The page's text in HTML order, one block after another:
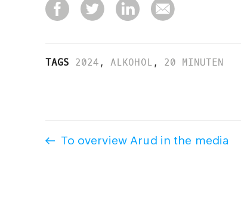
TAGS 2024, ALKOHOL, 20 MINUTEN
To overview Arud in the media